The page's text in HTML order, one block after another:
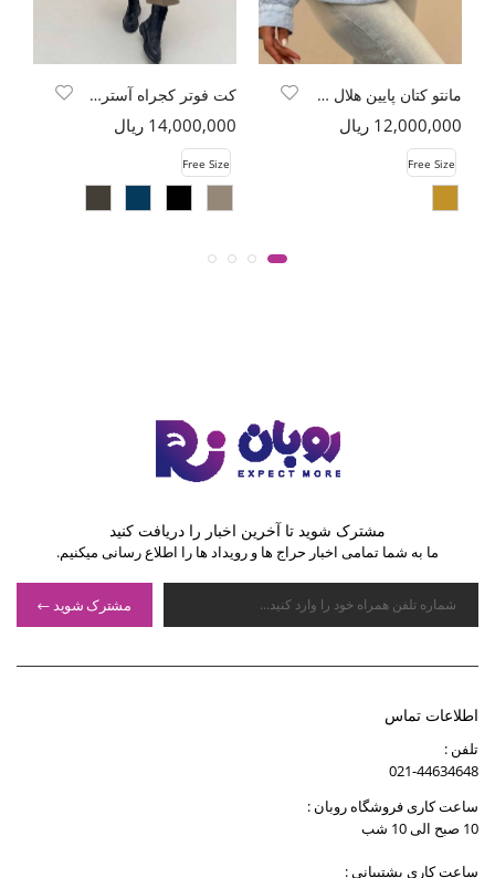
مانتو کتان پایین هلال TR
12,000,000 ریال
Free Size
کت فوتر کجراه آستردار دو جیب ASHLEY
14,000,000 ریال
Free Size
مشترک شوید تا آخرین اخبار را دریافت کنید
ما به شما تمامی اخبار حراج ها و رویداد ها را اطلاع رسانی میکنیم.
مشترک شوید
اطلاعات تماس
تلفن :
021-44634648
ساعت کاری فروشگاه روبان :
10 صبح الی 10 شب
ساعت کاری پشتیبانی :